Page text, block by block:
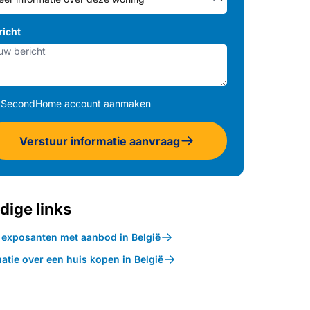
SecondHome account aanmaken
Verstuur informatie aanvraag
links
met aanbod in België
over een huis kopen in België